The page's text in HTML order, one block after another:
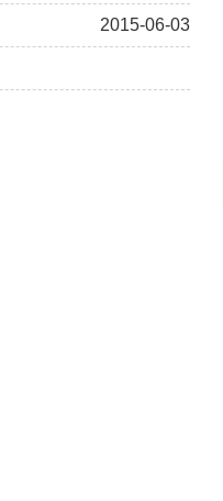
2015-06-03